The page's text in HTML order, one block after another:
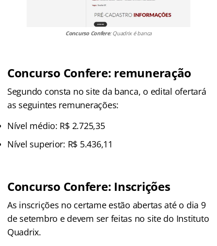
Concurso Confere: Quadrix é banca
Concurso Confere: remuneração
Segundo consta no site da banca, o edital ofertará
as seguintes remunerações:
Nível médio: R$ 2.725,35
Nível superior: R$ 5.436,11
Concurso Confere: Inscrições
As inscrições no certame estão abertas até o dia 9
de setembro e devem ser feitas no site do Instituto
Quadrix.